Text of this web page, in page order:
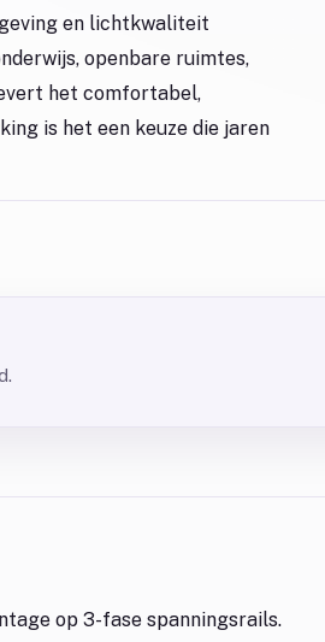
en lichtkwaliteit
openbare ruimtes,
het comfortabel,
is het een keuze die jaren
op 3-fase spanningsrails.